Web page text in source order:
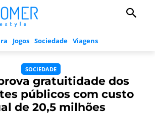
Jogos Sociedade Viagens
SOCIEDADE
gratuitidade dos
públicos com custo
de 20,5 milhões